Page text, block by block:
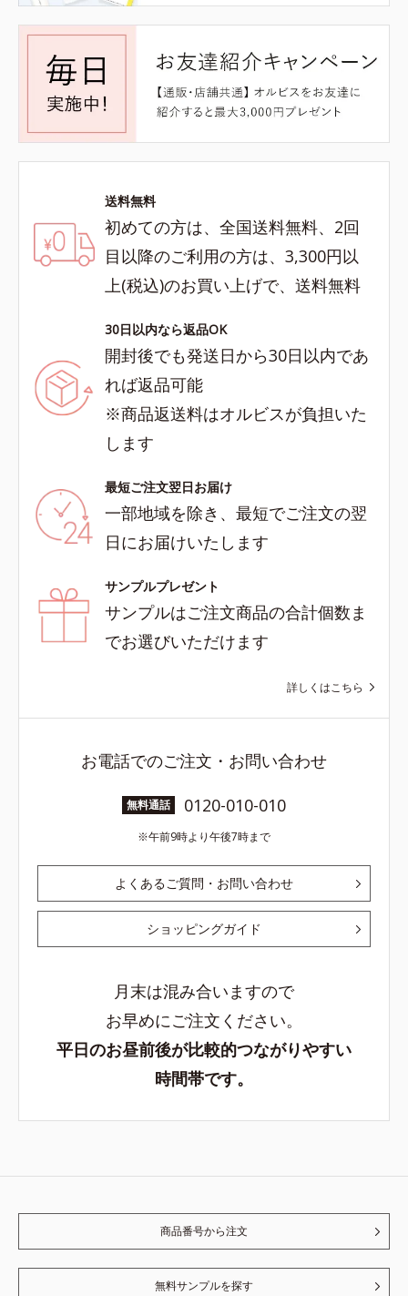
送料無料
初めての方は、全国送料無料、2回
目以降のご利用の方は、3,300円以
上(税込)のお買い上げで、送料無料
30日以内なら返品OK
開封後でも発送日から30日以内であ
れば返品可能
※商品返送料はオルビスが負担いた
します
最短ご注文翌日お届け
一部地域を除き、最短でご注文の翌
日にお届けいたします
サンプルプレゼント
サンプルはご注文商品の合計個数ま
でお選びいただけます
詳しくはこちら
お電話でのご注文・お問い合わせ
無料通話 0120-010-010
午前9時より午後7時まで
よくあるご質問・お問い合わせ
ショッピングガイド
月末は混み合いますので
お早めにご注文ください。
平日のお昼前後が比較的つながりやすい
時間帯です。
商品番号から注文
無料サンプルを探す